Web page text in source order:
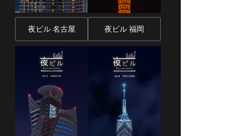
夜ビル 名古屋 夜ビル 福岡